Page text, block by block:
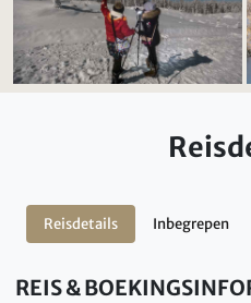
Reisdetails Inbegrepen
REIS &